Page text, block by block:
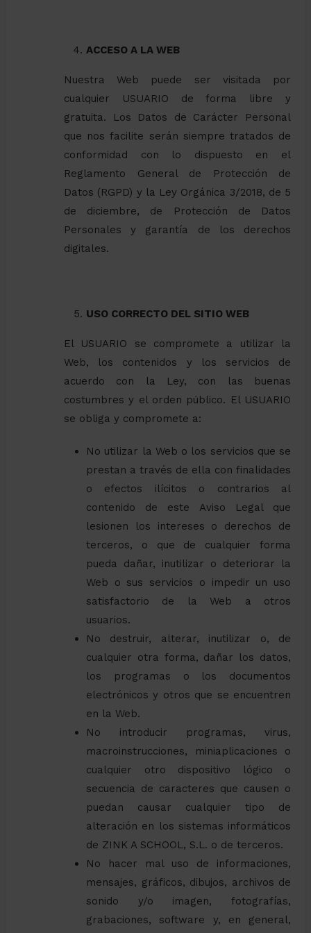
ACCESO A LA WEB
Nuestra Web puede ser visitada por
cualquier USUARIO de forma libre y
gratuita. Los Datos de Carácter Personal
que nos facilite serán siempre tratados de
conformidad con lo dispuesto en el
Reglamento General de Protección de
Datos (RGPD) y la Ley Orgánica 3/2018, de 5
de diciembre, de Protección de Datos
Personales y garantía de los derechos
digitales.
USO CORRECTO DEL SITIO WEB
El USUARIO se compromete a utilizar la
Web, los contenidos y los servicios de
acuerdo con la Ley, con las buenas
costumbres y el orden público. El USUARIO
se obliga y compromete a:
No utilizar la Web o los servicios que se
prestan a través de ella con finalidades
o efectos ilícitos o contrarios al
contenido de este Aviso Legal que
lesionen los intereses o derechos de
terceros, o que de cualquier forma
pueda dañar, inutilizar o deteriorar la
Web o sus servicios o impedir un uso
satisfactorio de la Web a otros
usuarios.
No destruir, alterar, inutilizar o, de
cualquier otra forma, dañar los datos,
los programas o los documentos
electrónicos y otros que se encuentren
en la Web.
No introducir programas, virus,
macroinstrucciones, miniaplicaciones o
cualquier otro dispositivo lógico o
secuencia de caracteres que causen o
puedan causar cualquier tipo de
alteración en los sistemas informáticos
de ZINK A SCHOOL, S.L. o de terceros.
No hacer mal uso de informaciones,
mensajes, gráficos, dibujos, archivos de
sonido y/o imagen, fotografías,
grabaciones, software y, en general,